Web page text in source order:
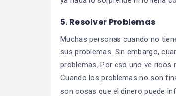
5. Resolver Problemas
Muchas personas cuando no
sus problemas. Sin embargo,
problemas. Por eso uno ve ricos
Cuando los problemas no son
son cosas que el dinero puede